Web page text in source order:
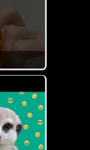
gerne,